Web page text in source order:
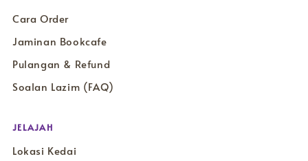
Cara Order
Jaminan Bookcafe
Pulangan & Refund
Soalan Lazim (FAQ)
JELAJAH
Lokasi Kedai